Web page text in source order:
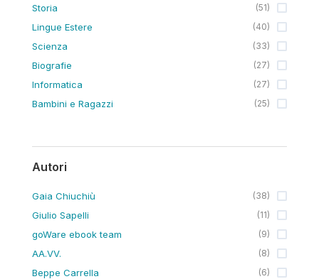
Storia (51)
Lingue Estere (40)
Scienza (33)
Biografie (27)
Informatica (27)
Bambini e Ragazzi (25)
Autori
Gaia Chiuchiù (38)
Giulio Sapelli (11)
goWare ebook team (9)
AA.VV. (8)
Beppe Carrella (6)